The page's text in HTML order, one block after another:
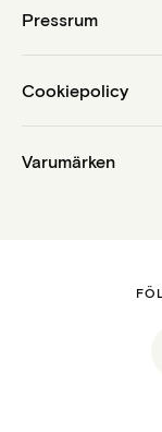
Pressrum
Cookiepolicy
Varumärken